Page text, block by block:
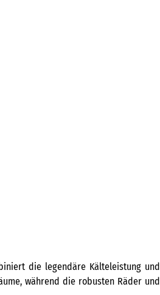
die legendäre Kälteleistung und
während die robusten Räder und